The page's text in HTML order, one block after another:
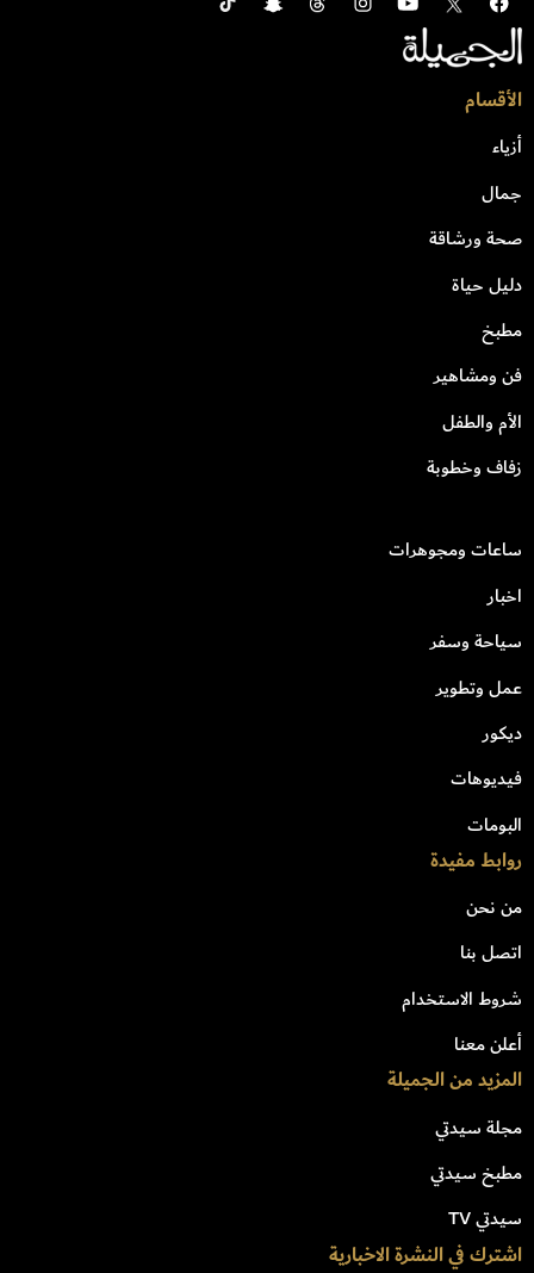
الأقسام
أزياء
جمال
صحة ورشاقة
دليل حياة
مطبخ
فن ومشاهير
الأم والطفل
زفاف وخطوبة
ساعات ومجوهرات
اخبار
سياحة وسفر
عمل وتطوير
ديكور
فيديوهات
البومات
روابط مفيدة
من نحن
اتصل بنا
شروط الاستخدام
أعلن معنا
المزيد من الجميلة
مجلة سيدتي
مطبخ سيدتي
سيدتي TV
اشترك في النشرة الاخبارية